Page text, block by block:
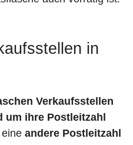
in
Verkaufsstellen
um ihre Postleitzahl
andere Postleitzahl